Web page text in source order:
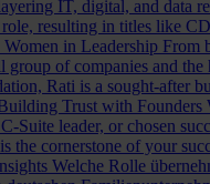
IT, digital, and data
resulting in titles like
in Leadership From
group of companies and the
Rati is a sought-after
Trust with Founders
Suite leader, or chosen
the cornerstone of your
Welche Rolle